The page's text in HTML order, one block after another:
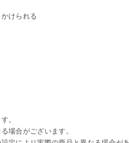
けられる
。
場合がございます。